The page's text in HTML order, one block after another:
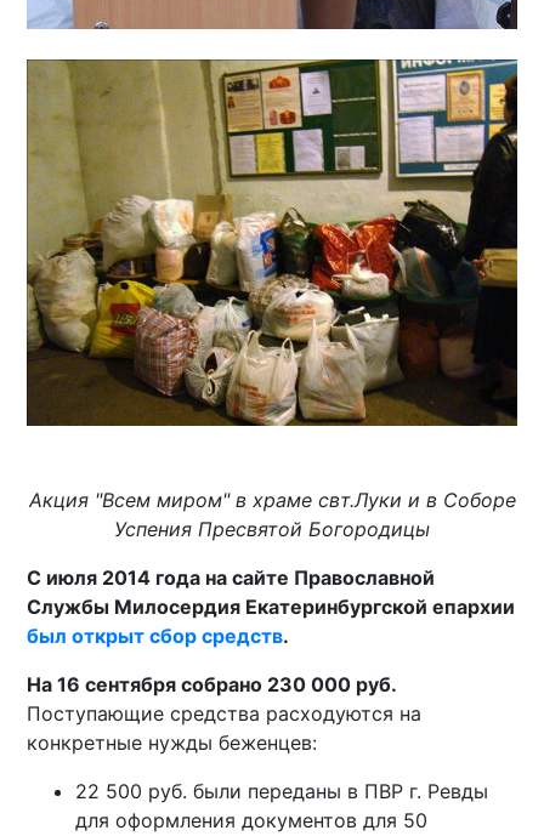
Акция "Всем миром" в храме свт.Луки и в Соборе
Успения Пресвятой Богородицы
С июля 2014 года на сайте Православной
Службы Милосердия Екатеринбургской епархии
был открыт сбор средств.
На 16 сентября собрано 230 000 руб.
Поступающие средства расходуются на
конкретные нужды беженцев:
22 500 руб. были переданы в ПВР г. Ревды
для оформления документов для 50